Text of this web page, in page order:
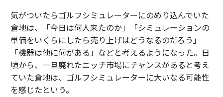
気がついたらゴルフシミュレーターにのめり込んでいた
倉地は、「今日は何人来たのか」「シミュレーションの
単価をいくらにしたら売り上げはどうなるのだろう」
「機器は他に何がある」などと考えるようになった。日
頃から、一旦廃れたニッチ市場にチャンスがあると考え
ていた倉地は、ゴルフシミュレーターに大いなる可能性
を感じたという。